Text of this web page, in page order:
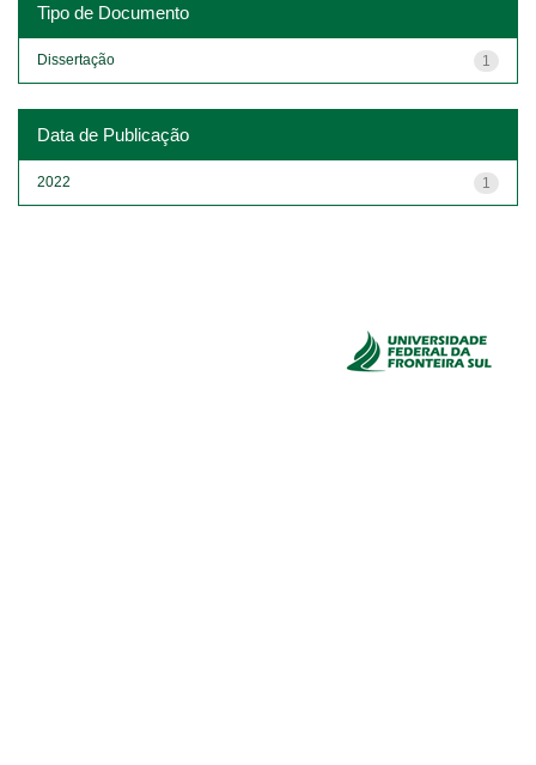
Tipo de Documento
1
Dissertação
Data de Publicação
1
2022